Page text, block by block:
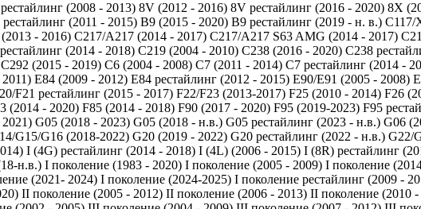
(2008 - 2013) 8V (2012 - 2016) 8V рестайлинг (2016 - 2020) 8X
(2011 - 2015) B9 (2015 - 2020) B9 рестайлинг (2019 - н. в.) C117/
- 2016) C217/A217 (2014 - 2017) C217/A217 S63 AMG (2014 - 2017)
(2014 - 2018) C219 (2004 - 2010) C238 (2016 - 2020) C238
C292 (2015 - 2019) C6 (2004 - 2008) C7 (2011 - 2014) C7 рестайлинг (2014 -
E84 (2009 - 2012) E84 рестайлинг (2012 - 2015) E90/E91 (2005 - 2008)
F21 рестайлинг (2015 - 2017) F22/F23 (2013-2017) F25 (2010 - 2014) F26
(2014 - 2020) F85 (2014 - 2018) F90 (2017 - 2020) F95 (2019-2023) F95
G05 (2018 - 2023) G05 (2018 - н.в.) G05 рестайлинг (2023 - н.в.) G06
G15/G16 (2018-2022) G20 (2019 - 2022) G20 рестайлинг (2022 - н.в.) G22/
I (4G) рестайлинг (2014 - 2018) I (4L) (2006 - 2015) I (8R) рестайлинг
н.в.) I поколение (1983 - 2020) I поколение (2005 - 2009) I поколение
(2021- 2024) I поколение (2024-2025) I поколение рестайлинг (2009 -
II поколение (2005 - 2012) II поколение (2006 - 2013) II поколение (2010